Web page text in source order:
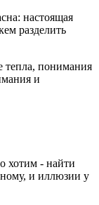
настоящая
разделить
тепла, понимания
и
хотим - найти
и иллюзии у